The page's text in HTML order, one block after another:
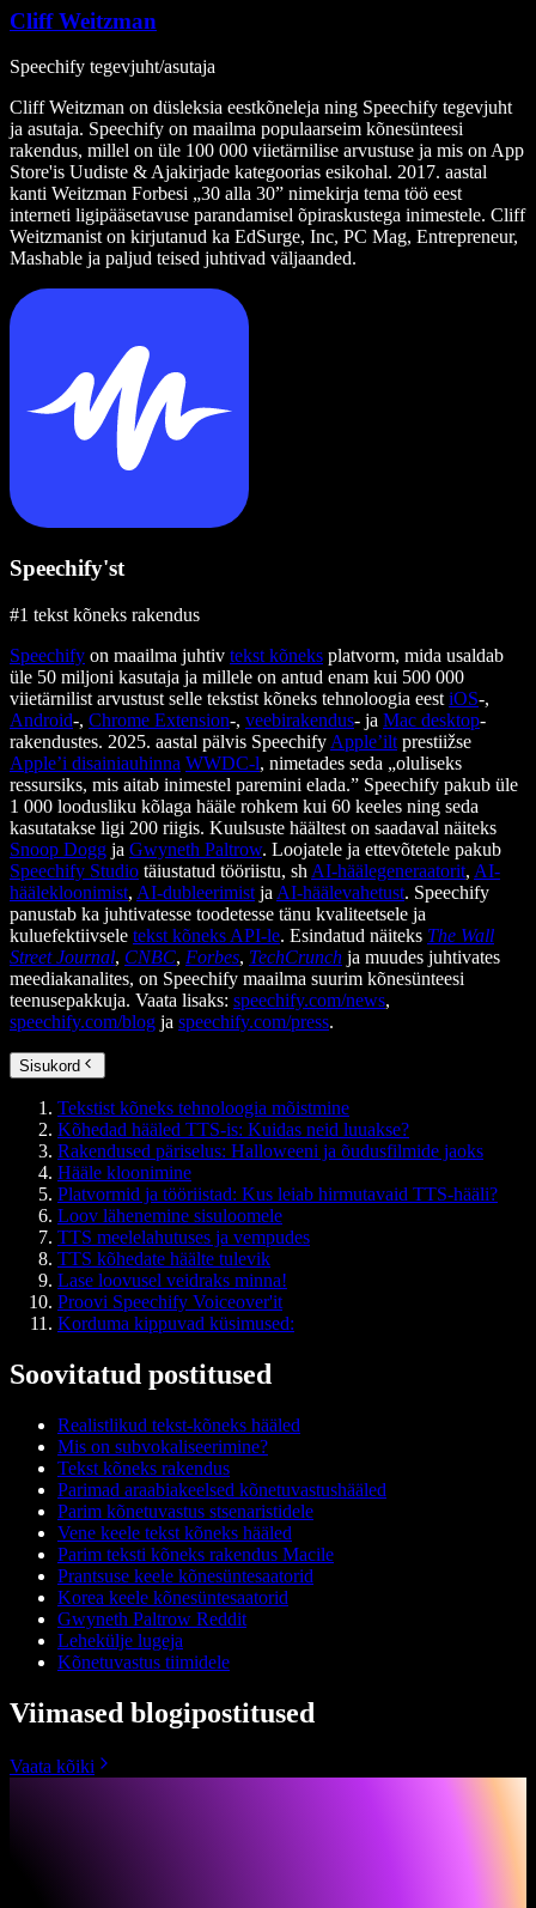
Cliff Weitzman
Speechify tegevjuht/asutaja
Cliff Weitzman on düsleksia eestkõneleja ning Speechify tegevjuht
ja asutaja. Speechify on maailma populaarseim kõnesünteesi
rakendus, millel on üle 100 000 viietärnilise arvustuse ja mis on App
Store'is Uudiste & Ajakirjade kategoorias esikohal. 2017. aastal
kanti Weitzman Forbesi „30 alla 30” nimekirja tema töö eest
interneti ligipääsetavuse parandamisel õpiraskustega inimestele. Cliff
Weitzmanist on kirjutanud ka EdSurge, Inc, PC Mag, Entrepreneur,
Mashable ja paljud teised juhtivad väljaanded.
Speechify'st
#1 tekst kõneks rakendus
Speechify on maailma juhtiv tekst kõneks platvorm, mida usaldab
üle 50 miljoni kasutaja ja millele on antud enam kui 500 000
viietärnilist arvustust selle tekstist kõneks tehnoloogia eest iOS-,
Android-, Chrome Extension-, veebirakendus- ja Mac desktop-
rakendustes. 2025. aastal pälvis Speechify Apple’ilt prestiižse
Apple’i disainiauhinna WWDC-l, nimetades seda „oluliseks
ressursiks, mis aitab inimestel paremini elada.” Speechify pakub üle
1 000 loodusliku kõlaga hääle rohkem kui 60 keeles ning seda
kasutatakse ligi 200 riigis. Kuulsuste häältest on saadaval näiteks
Snoop Dogg ja Gwyneth Paltrow. Loojatele ja ettevõtetele pakub
Speechify Studio täiustatud tööriistu, sh AI-häälegeneraatorit, AI-
häälekloonimist, AI-dubleerimist ja AI-häälevahetust. Speechify
panustab ka juhtivatesse toodetesse tänu kvaliteetsele ja
kuluefektiivsele tekst kõneks API-le. Esindatud näiteks The Wall
Street Journal, CNBC, Forbes, TechCrunch ja muudes juhtivates
meediakanalites, on Speechify maailma suurim kõnesünteesi
teenusepakkuja. Vaata lisaks: speechify.com/news,
speechify.com/blog ja speechify.com/press.
Sisukord
Tekstist kõneks tehnoloogia mõistmine
Kõhedad hääled TTS-is: Kuidas neid luuakse?
Rakendused päriselus: Halloweeni ja õudusfilmide jaoks
Hääle kloonimine
Platvormid ja tööriistad: Kus leiab hirmutavaid TTS-hääli?
Loov lähenemine sisuloomele
TTS meelelahutuses ja vempudes
TTS kõhedate häälte tulevik
Lase loovusel veidraks minna!
Proovi Speechify Voiceover'it
Korduma kippuvad küsimused:
Soovitatud postitused
Realistlikud tekst-kõneks hääled
Mis on subvokaliseerimine?
Tekst kõneks rakendus
Parimad araabiakeelsed kõnetuvastushääled
Parim kõnetuvastus stsenaristidele
Vene keele tekst kõneks hääled
Parim teksti kõneks rakendus Macile
Prantsuse keele kõnesüntesaatorid
Korea keele kõnesüntesaatorid
Gwyneth Paltrow Reddit
Lehekülje lugeja
Kõnetuvastus tiimidele
Viimased blogipostitused
Vaata kõiki